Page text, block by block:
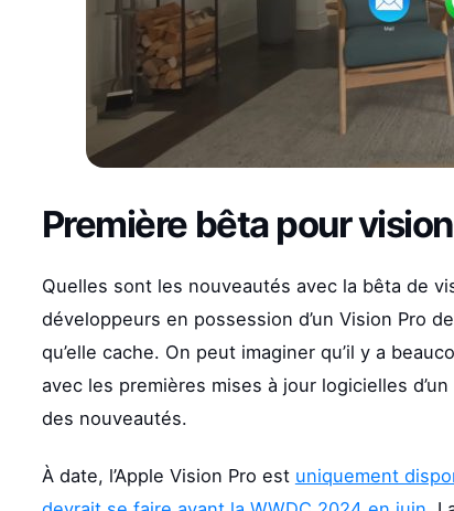
Première bêta pour
Quelles sont les nouveautés avec la bêta de
développeurs en possession d’un Vision Pro
qu’elle cache. On peut imaginer qu’il y a
avec les premières mises à jour logicielles
des nouveautés.
À date, l’Apple Vision Pro est uniquement